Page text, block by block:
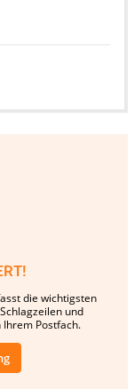
die wichtigsten
und
Postfach.